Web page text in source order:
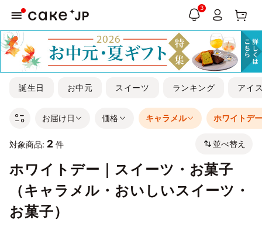
3
誕生日 お中元 スイーツ ランキング アイ
お届け日 価格 キャラメル ホワイトデ
対象商品: 2 件 並べ替え
ホワイトデー｜スイーツ・お菓子
（キャラメル・おいしいスイーツ・
お菓子）